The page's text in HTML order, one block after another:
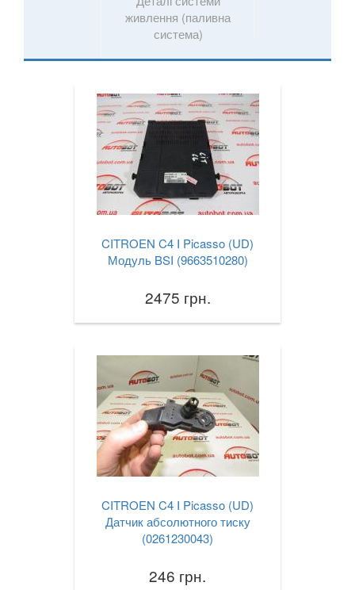
живлення (паливна
система)
CITROEN C4 I Picasso (UD)
Модуль BSI (9663510280)
2475 грн.
CITROEN C4 I Picasso (UD)
Датчик абсолютного тиску
(0261230043)
246 грн.